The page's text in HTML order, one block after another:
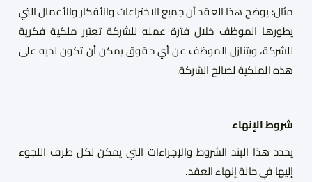
مثال:يوضح هذا العقد أن جميع الاختراعات والأفكار والأعمال التي
يطورها الموظف خلال فترة عمله للشركة تعتبر ملكية فكرية
للشركة، ويتنازل الموظف عن أي حقوق يمكن أن تكون لديه على
هذه الملكية لصالح الشركة.
شروط الإنهاء
يحدد هذا البند الشروط والإجراءات التي يمكن لكل طرف اللجوء
إليها في حالة إنهاء العقد.